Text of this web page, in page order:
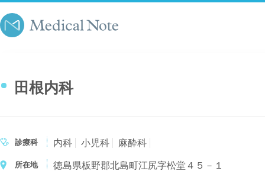
田根内科
診療科 内科 小児科 麻酔科
所在地 徳島県板野郡北島町江尻字松堂４５－１